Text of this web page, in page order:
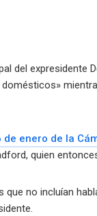
del expresidente
enero de la
quien
no incluían